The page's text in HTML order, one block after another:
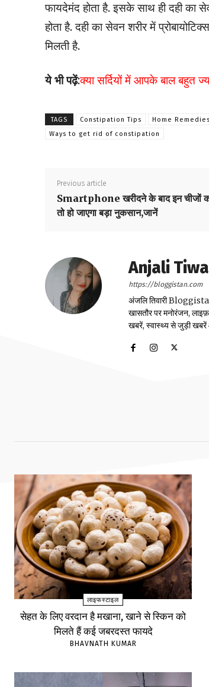
फायदेमंद होता है. इसके साथ ही दही का
होता है. दही का सेवन शरीर में
मिलती है.
ये भी पढ़ें:क्‍या सर्दियों में आपके बाल बहुत
TAGS Constipation Tips Home
Ways to get rid of constipation
Previous article
Smartphone खरीदने के बाद इन चीजों
तो हो जाएगा बड़ा नुकसान,जानें
Anjali
https://bloggistan.com
अंजलि तिवारी
खासतौर पर मनोरंजन,
खबरें, स्वास्थ्य से जुड़ी खबरें
लाइफस्टाइल
सेहत के लिए वरदान है मखाना, खाने से स्किन को
मिलते हैं कई जबरदस्त फायदे
BHAVNATH KUMAR